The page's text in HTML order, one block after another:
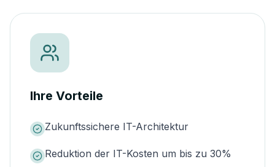
Ihre Vorteile
Zukunftssichere IT-Architektur
Reduktion der IT-Kosten um bis zu 30%